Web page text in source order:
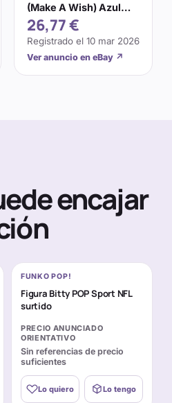
(Make A Wish) Azul
Metálico Nueva
26,77 €
Registrado el 10 mar 2026
Ver anuncio en eBay ↗
encajar
FUNKO POP!
Figura Bitty POP Sport NFL
surtido
PRECIO ANUNCIADO
ORIENTATIVO
Sin referencias de precio
suficientes
Lo quiero Lo tengo